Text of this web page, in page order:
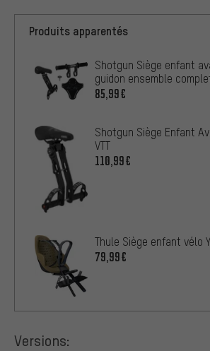
Produits apparentés
Shotgun Siège enfant
guidon ensemble
85,99€
Shotgun Siège Enfant
VTT
110,99€
Thule Siège enfant vélo
79,99€
Versions: